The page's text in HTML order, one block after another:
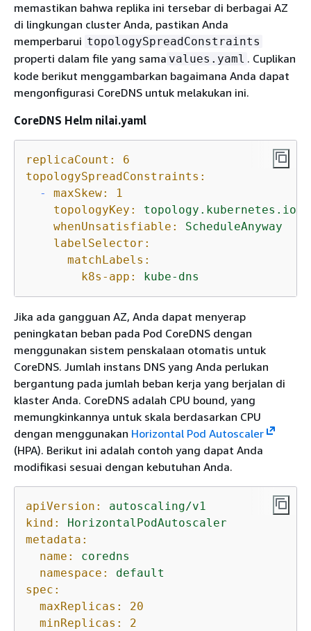
memastikan bahwa replika ini tersebar di berbagai AZ
di lingkungan cluster Anda, pastikan Anda
memperbarui topologySpreadConstraints
properti dalam file yang sama values.yaml . Cuplikan
kode berikut menggambarkan bagaimana Anda dapat
mengonfigurasi CoreDNS untuk melakukan ini.
CoreDNS Helm nilai.yaml
replicaCount:
6
topologySpreadConstraints:
-
maxSkew:
1
topologyKey:
topology.kubernetes.io/
whenUnsatisfiable:
ScheduleAnyway
labelSelector:
matchLabels:
k8s-app:
kube-dns
Jika ada gangguan AZ, Anda dapat menyerap
peningkatan beban pada Pod CoreDNS dengan
menggunakan sistem penskalaan otomatis untuk
CoreDNS. Jumlah instans DNS yang Anda perlukan
bergantung pada jumlah beban kerja yang berjalan di
klaster Anda. CoreDNS adalah CPU bound, yang
memungkinkannya untuk skala berdasarkan CPU
dengan menggunakan Horizontal Pod Autoscaler
(HPA). Berikut ini adalah contoh yang dapat Anda
modifikasi sesuai dengan kebutuhan Anda.
apiVersion:
autoscaling/v1
kind:
HorizontalPodAutoscaler
metadata:
name:
coredns
namespace:
default
spec:
maxReplicas:
20
minReplicas:
2